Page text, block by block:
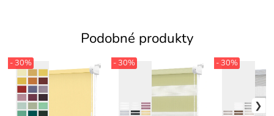
Podobné produkty
- 30% - 30% - 30%